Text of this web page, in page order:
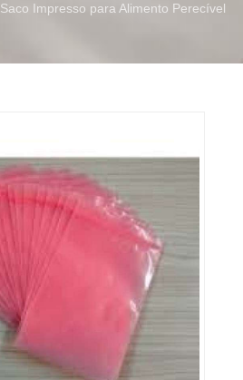
Saco Impresso para Alimento Perecível